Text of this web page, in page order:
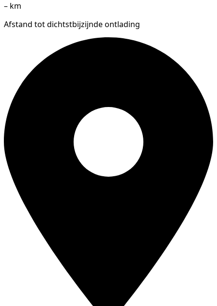
– km
Afstand tot dichtstbijzijnde ontlading